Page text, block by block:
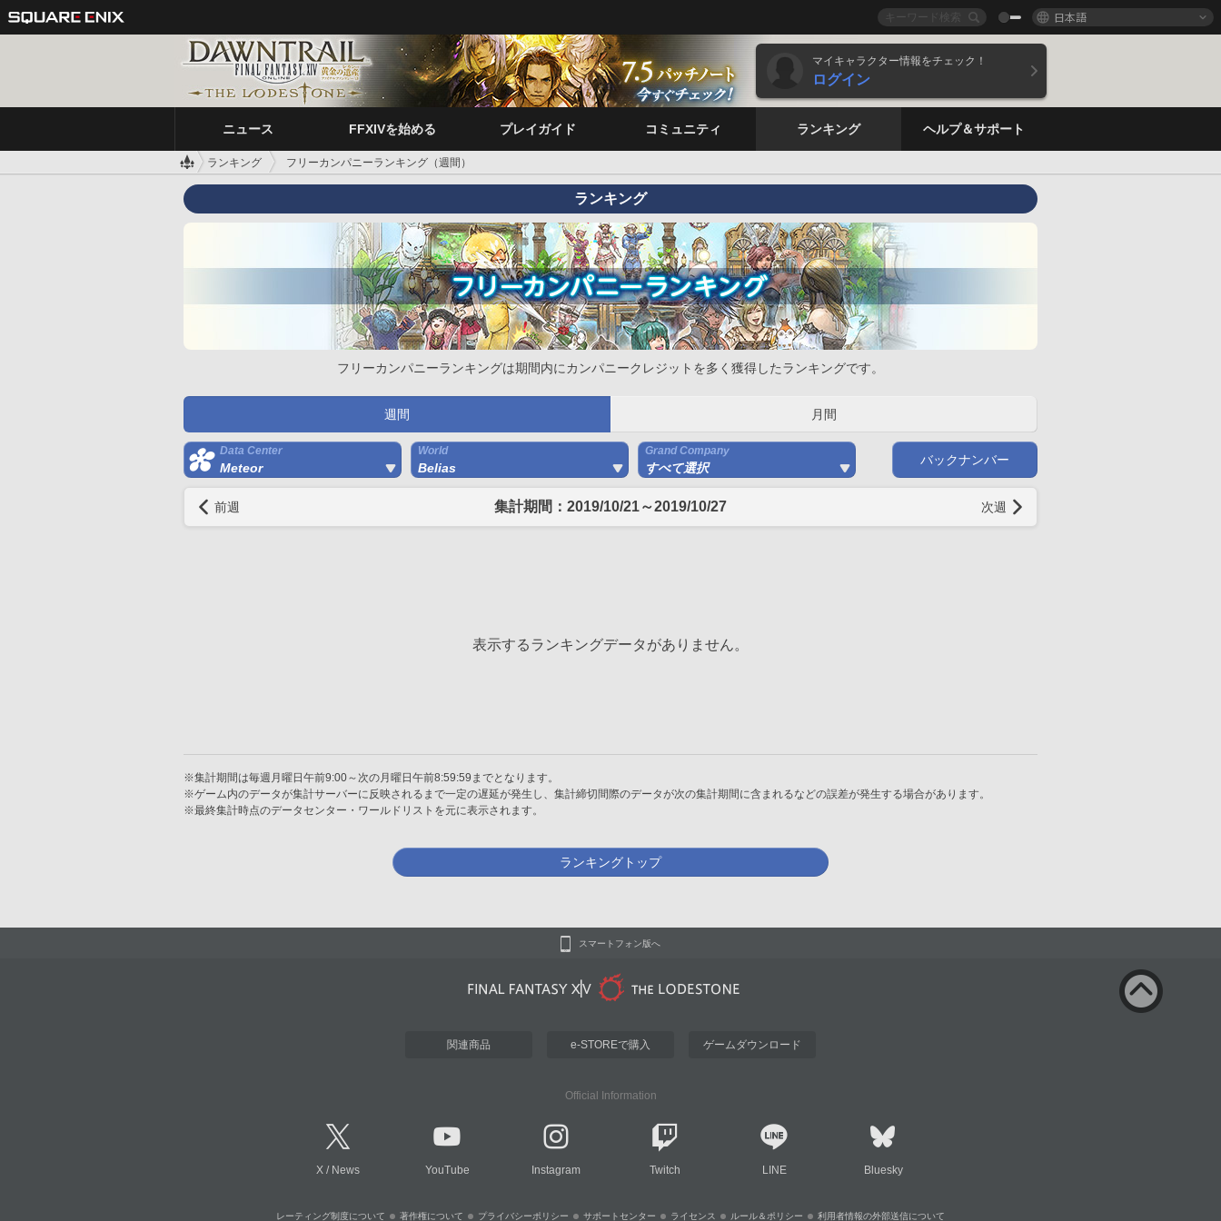
日本語
マイキャラクター情報をチェック！
ログイン
ニュース FFXIVを始める プレイガイド コミュニティ ランキング ヘルプ＆サポート
ランキング フリーカンパニーランキング（週間）
ランキング
フリーカンパニーランキングは期間内にカンパニークレジットを多く獲得したランキングです。
週間 月間
Data Center
Meteor
World
Belias
Grand Company
すべて選択
バックナンバー
前週 集計期間：2019/10/21～2019/10/27 次週
表示するランキングデータがありません。
※集計期間は毎週月曜日午前9:00～次の月曜日午前8:59:59までとなります。
※ゲーム内のデータが集計サーバーに反映されるまで一定の遅延が発生し、集計締切間際のデータが次の集計期間に含まれるなどの誤差が発生する場合があります。
※最終集計時点のデータセンター・ワールドリストを元に表示されます。
ランキングトップ
スマートフォン版へ
関連商品 e-STOREで購入 ゲームダウンロード
Official Information
X / News YouTube Instagram Twitch LINE Bluesky
レーティング制度について 著作権について プライバシーポリシー サポートセンター ライセンス ルール＆ポリシー 利用者情報の外部送信について